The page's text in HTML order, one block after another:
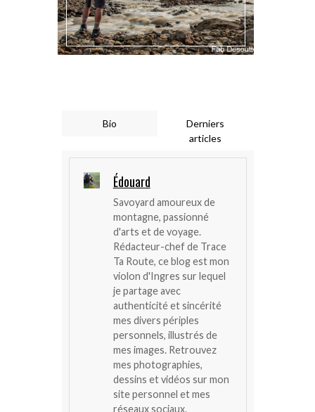
Bio
Derniers
articles
Édouard
Savoyard amoureux de
montagne, passionné
d'arts et de voyage.
Rédacteur-chef de Trace
Ta Route, ce blog est mon
violon d'Ingres sur lequel
je partage avec
authenticité et sincérité
mes divers périples
personnels, illustrés de
mes images. Retrouvez
mes photographies,
dessins et vidéos sur mon
site personnel et mes
réseaux sociaux.